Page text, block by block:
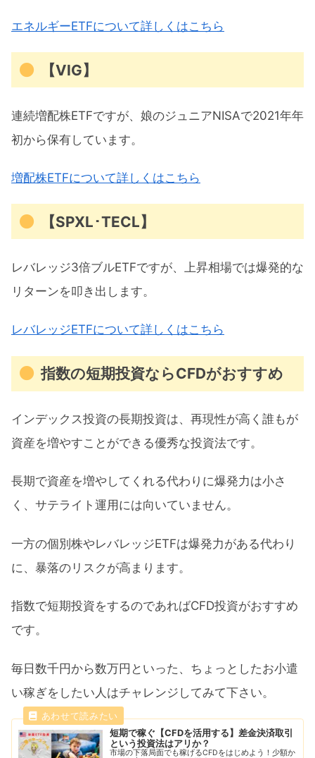
エネルギーETFについて詳しくはこちら
【VIG】
連続増配株ETFですが、娘のジュニアNISAで2021年年
初から保有しています。
増配株ETFについて詳しくはこちら
【SPXL･TECL】
レバレッジ3倍ブルETFですが、上昇相場では爆発的な
リターンを叩き出します。
レバレッジETFについて詳しくはこちら
指数の短期投資ならCFDがおすすめ
インデックス投資の長期投資は、再現性が高く誰もが
資産を増やすことができる優秀な投資法です。
長期で資産を増やしてくれる代わりに爆発力は小さ
く、サテライト運用には向いていません。
一方の個別株やレバレッジETFは爆発力がある代わり
に、暴落のリスクが高まります。
指数で短期投資をするのであればCFD投資がおすすめ
です。
毎日数千円から数万円といった、ちょっとしたお小遣
い稼ぎをしたい人はチャレンジしてみて下さい。
短期で稼ぐ【CFDを活用する】差金決済取引
という投資法はアリか？
市場の下落局面でも稼げるCFDをはじめよう！少額か